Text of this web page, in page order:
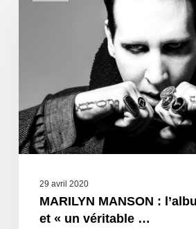
29 avril 2020
MARILYN MANSON :
et « un véritable …